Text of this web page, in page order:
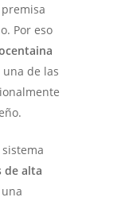
Por eso
una de las
de alta